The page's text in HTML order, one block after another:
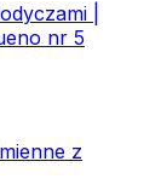
|
nr 5
z